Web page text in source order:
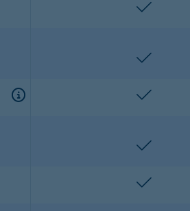
enthalten
enthalten
enthalten
enthalten
enthalten